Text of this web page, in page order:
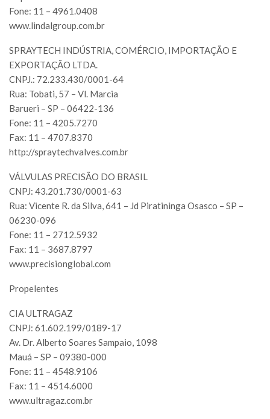
Fone: 11 – 4961.0408
www.lindalgroup.com.br
SPRAYTECH INDÚSTRIA, COMÉRCIO, IMPORTAÇÃO E
EXPORTAÇÃO LTDA.
CNPJ.: 72.233.430/0001-64
Rua: Tobati, 57 – Vl. Marcia
Barueri – SP – 06422-136
Fone: 11 – 4205.7270
Fax: 11 – 4707.8370
http://spraytechvalves.com.br
VÁLVULAS PRECISÃO DO BRASIL
CNPJ: 43.201.730/0001-63
Rua: Vicente R. da Silva, 641 – Jd Piratininga Osasco – SP –
06230-096
Fone: 11 – 2712.5932
Fax: 11 – 3687.8797
www.precisionglobal.com
Propelentes
CIA ULTRAGAZ
CNPJ: 61.602.199/0189-17
Av. Dr. Alberto Soares Sampaio, 1098
Mauá – SP – 09380-000
Fone: 11 – 4548.9106
Fax: 11 – 4514.6000
www.ultragaz.com.br